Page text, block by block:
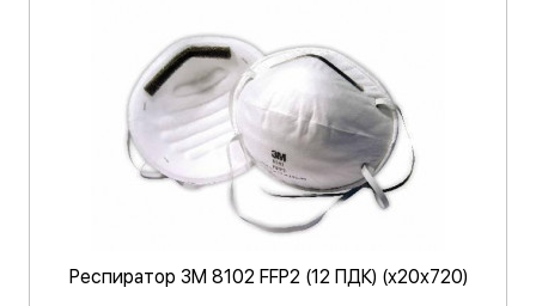
Респиратор 3М 8102 FFP2 (12 ПДК) (х20х720)